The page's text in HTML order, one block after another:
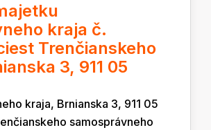
kraja č.
Trenčianskeho
3, 911 05
kraja, Brnianska 3, 911 05
samosprávneho